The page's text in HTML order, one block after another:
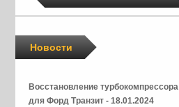
Новости
Восстановление турбокомпрессора
для Форд Транзит - 18.01.2024